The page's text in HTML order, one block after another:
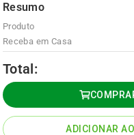
Resumo
Produto
Receba em Casa
Total:
ADICIONAR